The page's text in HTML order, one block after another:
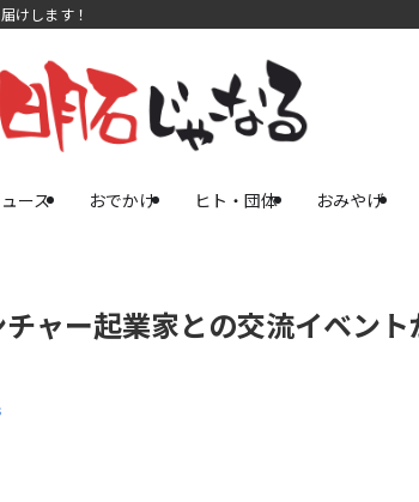
けします！
ース おでかけ ヒト・団体 おみやげ
ャー起業家との交流イベント